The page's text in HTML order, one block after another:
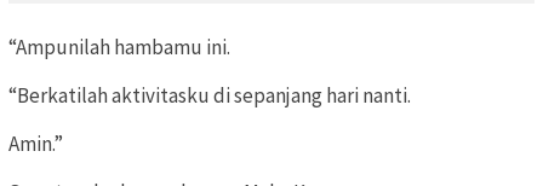
“Ampunilah hambamu ini.
“Berkatilah aktivitasku di sepanjang hari nanti.
Amin.”